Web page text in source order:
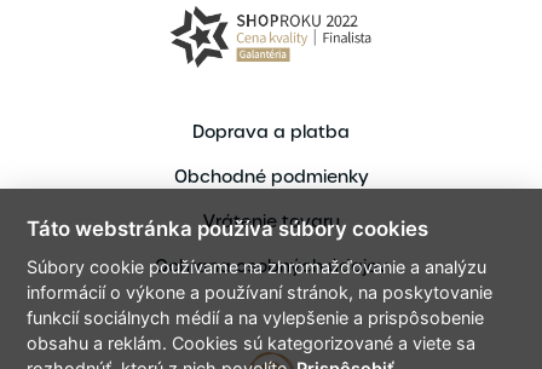
Doprava a platba
Obchodné podmienky
Vrátenie tovaru
Ochrana osobných údajov
Táto webstránka používa súbory cookies
Súbory cookie používame na zhromažďovanie a analýzu
informácií o výkone a používaní stránok, na poskytovanie
funkcií sociálnych médií a na vylepšenie a prispôsobenie
obsahu a reklám. Cookies sú kategorizované a viete sa